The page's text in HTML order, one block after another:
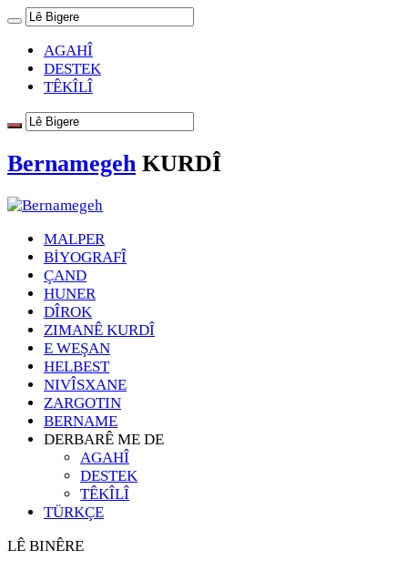
AGAHÎ
DESTEK
TÊKÎLÎ
Bernamegeh KURDÎ
MALPER
BİYOGRAFÎ
ÇAND
HUNER
DÎROK
ZIMANÊ KURDÎ
E WEŞAN
HELBEST
NIVÎSXANE
ZARGOTIN
BERNAME
DERBARÊ ME DE
AGAHÎ
DESTEK
TÊKÎLÎ
TÜRKÇE
LÊ BINÊRE